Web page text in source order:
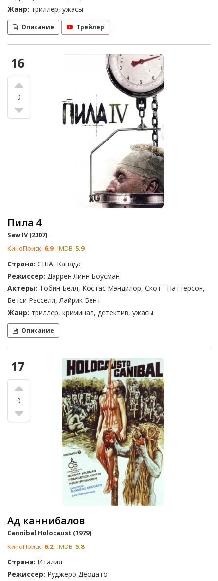
Жанр: триллер, ужасы
Описание Трейлер
16
0
Пила 4
Saw IV (2007)
КиноПоиск: 6.9 IMDB: 5.9
Страна: США, Канада
Режиссер: Даррен Линн Боусман
Актеры: Тобин Белл, Костас Мэндилор, Скотт Паттерсон,
Бетси Расселл, Лайрик Бент
Жанр: триллер, криминал, детектив, ужасы
Описание
17
0
Ад каннибалов
Cannibal Holocaust (1979)
КиноПоиск: 6.2 IMDB: 5.8
Страна: Италия
Режиссер: Руджеро Деодато